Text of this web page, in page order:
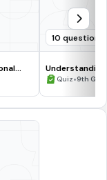
10 questions
Quiz•9th